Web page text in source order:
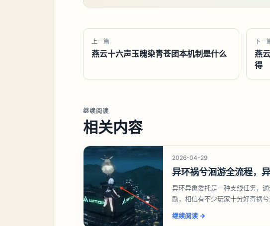
上一篇
燕云十六声玉魄染青苍团本机制是什么
下一
燕
得
继续阅读
相关内容
2026-04-29
异环祸兮洄游全流程，
异环异象委托是一种支线任务，
励，相信有不少玩家十分好奇祸
继续阅读 →